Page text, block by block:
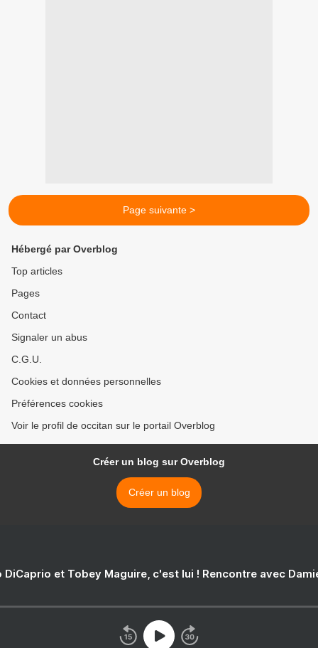
Page suivante >
Hébergé par Overblog
Top articles
Pages
Contact
Signaler un abus
C.G.U.
Cookies et données personnelles
Préférences cookies
Voir le profil de occitan sur le portail Overblog
Créer un blog sur Overblog
Créer un blog
DiCaprio et Tobey Maguire, c'est lui ! Rencontre avec